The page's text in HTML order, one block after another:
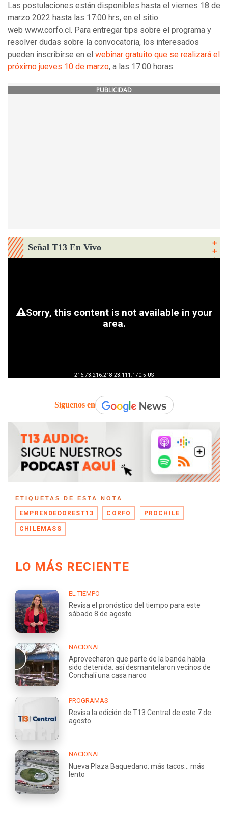
Las postulaciones están disponibles hasta el viernes 18 de
marzo 2022 hasta las 17:00 hrs, en el sitio
web www.corfo.cl. Para entregar tips sobre el programa y
resolver dudas sobre la convocatoria, los interesados
pueden inscribirse en el webinar gratuito que se realizará el
próximo jueves 10 de marzo, a las 17:00 horas.
PUBLICIDAD
Señal T13 En Vivo
Síguenos en
ETIQUETAS DE ESTA NOTA
EMPRENDEDOREST13 CORFO PROCHILE
CHILEMASS
LO MÁS RECIENTE
EL TIEMPO
Revisa el pronóstico del tiempo para este
sábado 8 de agosto
NACIONAL
Aprovecharon que parte de la banda había
sido detenida: así desmantelaron vecinos de
Conchalí una casa narco
PROGRAMAS
Revisa la edición de T13 Central de este 7 de
agosto
NACIONAL
Nueva Plaza Baquedano: más tacos... más
lento